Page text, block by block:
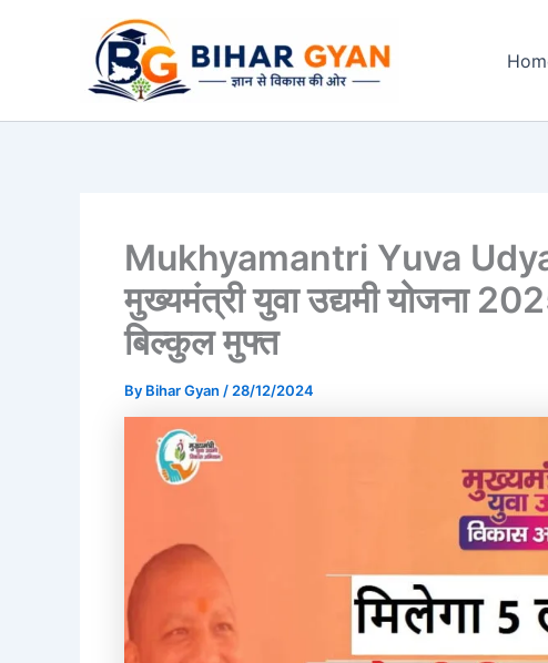
Mukhyamantri Yuva
मुख्यमंत्री युवा उद्यमी योजना
बिल्कुल मुफ्त
By Bihar Gyan / 28/12/2024